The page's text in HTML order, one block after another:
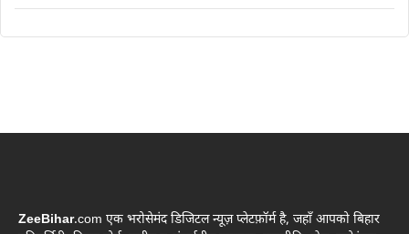
ZeeBihar.com एक भरोसेमंद डिजिटल न्यूज़ प्लेटफ़ॉर्म है, जहाँ आपको बिहार